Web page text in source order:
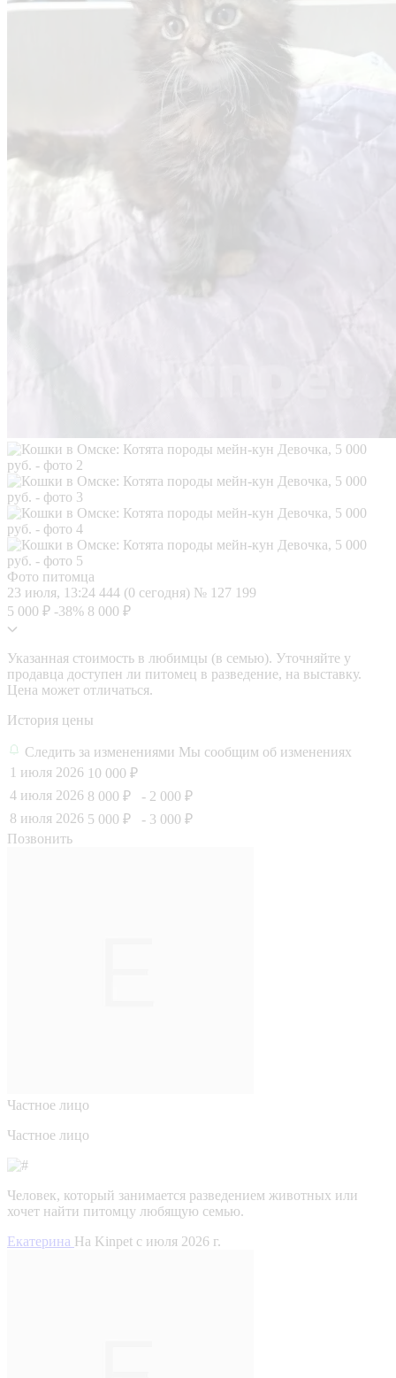
Фото питомца
23 июля, 13:24 444 (0 сегодня) № 127 199
5 000 ₽ -38% 8 000 ₽
Указанная стоимость в любимцы (в семью). Уточняйте у
продавца доступен ли питомец в разведение, на выставку.
Цена может отличаться.
История цены
Следить за изменениями Мы сообщим об изменениях
1 июля 2026 10 000 ₽
4 июля 2026 8 000 ₽
- 2 000 ₽
8 июля 2026 5 000 ₽
- 3 000 ₽
Позвонить
Частное лицо
Частное лицо
Человек, который занимается разведением животных или
хочет найти питомцу любящую семью.
Екатерина На Kinpet c июля 2026 г.